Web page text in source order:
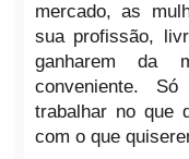
mercado, as
sua profissão,
ganharem da
conveniente.
trabalhar no que
com o que